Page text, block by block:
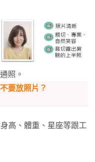
照。
要放照片？
高、體重、星座等跟工